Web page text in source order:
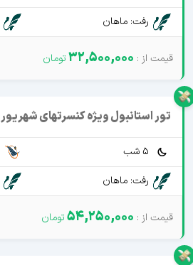
رفت: ماهان
32,500,000
تور استانبول ویژه کنسرتهای شهریور
5 شب
رفت: ماهان
54,250,000